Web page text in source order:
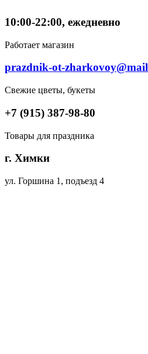
10:00-22:00, ежедневно
Работает магазин
prazdnik-ot-
Свежие цветы, букеты
+7 (915) 387-98-80
Товары для праздника
г. Химки
ул. Горшина 1, подъезд 4